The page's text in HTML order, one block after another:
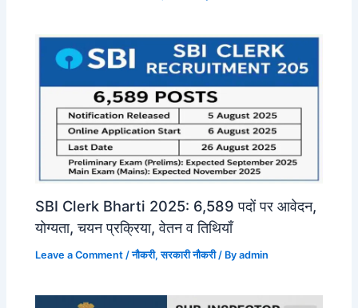
SBI Clerk Bharti 2025: 6,589 पदों पर आवेदन,
योग्यता, चयन प्रक्रिया, वेतन व तिथियाँ
Leave a Comment /नौकरी,सरकारी नौकरी/ Byadmin